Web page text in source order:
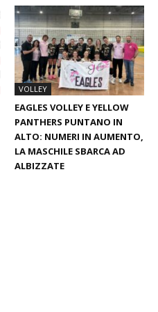
VOLLEY
EAGLES VOLLEY E YELLOW
PANTHERS PUNTANO IN
ALTO: NUMERI IN AUMENTO,
LA MASCHILE SBARCA AD
ALBIZZATE